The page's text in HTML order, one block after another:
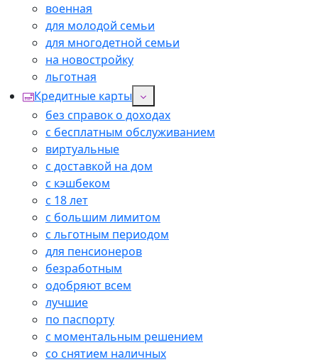
военная
для молодой семьи
для многодетной семьи
на новостройку
льготная
Кредитные карты
без справок о доходах
с бесплатным обслуживанием
виртуальные
с доставкой на дом
с кэшбеком
с 18 лет
с большим лимитом
с льготным периодом
для пенсионеров
безработным
одобряют всем
лучшие
по паспорту
с моментальным решением
со снятием наличных